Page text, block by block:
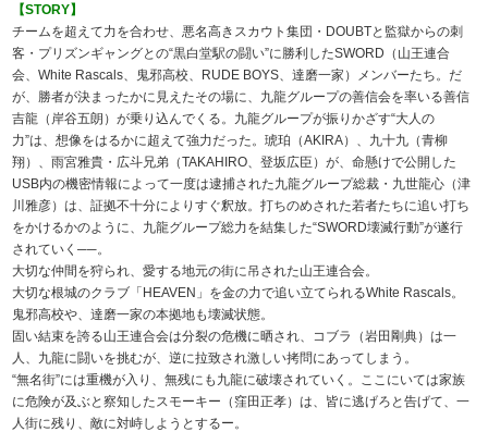
【STORY】
チームを超えて力を合わせ、悪名高きスカウト集団・DOUBTと監獄からの刺
客・プリズンギャングとの“黒白堂駅の闘い”に勝利したSWORD（山王連合
会、White Rascals、鬼邪高校、RUDE BOYS、達磨一家）メンバーたち。だ
が、勝者が決まったかに見えたその場に、九龍グループの善信会を率いる善信
吉龍（岸谷五朗）が乗り込んでくる。九龍グループが振りかざす“大人の
力”は、想像をはるかに超えて強力だった。琥珀（AKIRA）、九十九（青柳
翔）、雨宮雅貴・広斗兄弟（TAKAHIRO、登坂広臣）が、命懸けで公開した
USB内の機密情報によって一度は逮捕された九龍グループ総裁・九世龍心（津
川雅彦）は、証拠不十分によりすぐ釈放。打ちのめされた若者たちに追い打ち
をかけるかのように、九龍グループ総力を結集した“SWORD壊滅行動”が遂行
されていく──。
大切な仲間を狩られ、愛する地元の街に吊された山王連合会。
大切な根城のクラブ「HEAVEN」を金の力で追い立てられるWhite Rascals。
鬼邪高校や、達磨一家の本拠地も壊滅状態。
固い結束を誇る山王連合会は分裂の危機に晒され、コブラ（岩田剛典）は一
人、九龍に闘いを挑むが、逆に拉致され激しい拷問にあってしまう。
“無名街”には重機が入り、無残にも九龍に破壊されていく。ここにいては家族
に危険が及ぶと察知したスモーキー（窪田正孝）は、皆に逃げろと告げて、一
人街に残り、敵に対峙しようとするー。